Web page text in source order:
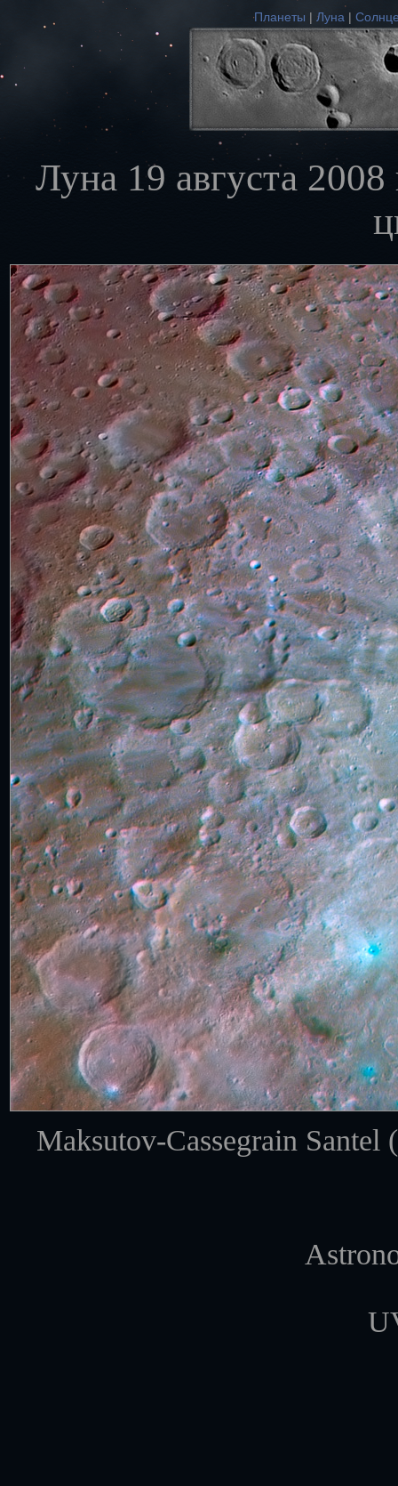
Планеты | Луна |
Луна 19 августа
Maksutov-Cassegrain